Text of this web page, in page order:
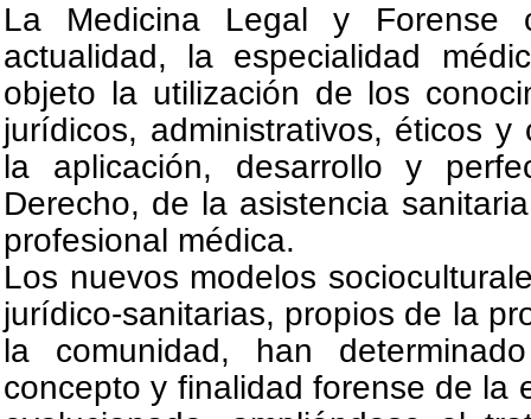
La Medicina Legal y Forense
actualidad, la especialidad
objeto la utilización de los
jurídicos, administrativos, éticos y
la aplicación, desarrollo y
Derecho, de la asistencia
profesional médica.
Los nuevos modelos
jurídico-sanitarias, propios de la
la comunidad, han
concepto y finalidad forense de la